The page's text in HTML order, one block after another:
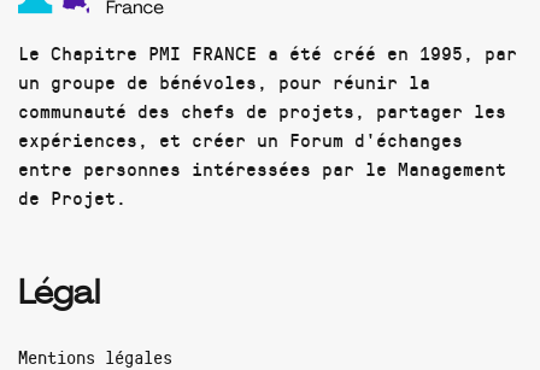
Le Chapitre PMI FRANCE a été créé en 1995, par
un groupe de bénévoles, pour réunir la
communauté des chefs de projets, partager les
expériences, et créer un Forum d'échanges
entre personnes intéressées par le Management
de Projet.
Légal
Mentions légales